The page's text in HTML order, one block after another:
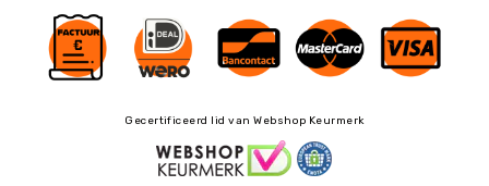
Voetballen
Volleyballen
Foamballen
Luchtgevulde
Gecertificeerd lid van Webshop Keurmerk